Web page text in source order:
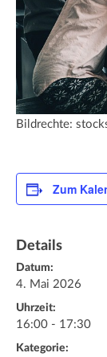
Bildrechte:
Zum
Details
Datum:
4. Mai 2026
Uhrzeit:
16:00 - 17:30
Kategorie: